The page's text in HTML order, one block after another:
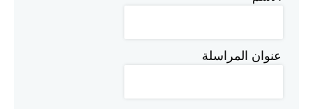
عنوان المراسلة